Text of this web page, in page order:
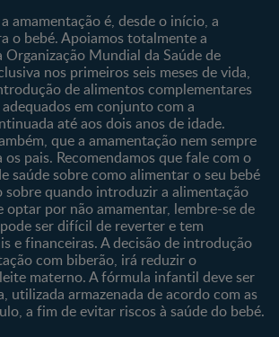
Comprar
Os nossos produtos
As nossas marcas
amamentação é, desde o início, a
o bebé. Apoiamos totalmente a
Organização Mundial da Saúde de
nos primeiros seis meses de vida,
de alimentos complementares
em conjunto com a
até aos dois anos de idade.
que a amamentação nem sempre
os pais. Recomendamos que fale com o
saúde sobre como alimentar o seu bebé
sobre quando introduzir a alimentação
optar por não amamentar, lembre-se de
ser difícil de reverter e tem
e financeiras. A decisão de introdução
com biberão, irá reduzir o
materno. A fórmula infantil deve ser
utilizada armazenada de acordo com as
a fim de evitar riscos à saúde do bebé.